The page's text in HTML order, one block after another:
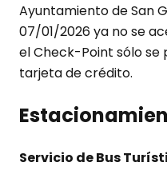
Ayuntamiento de San
07/01/2026 ya no se
el Check-Point sólo se
tarjeta de crédito.
Servicio de Bus